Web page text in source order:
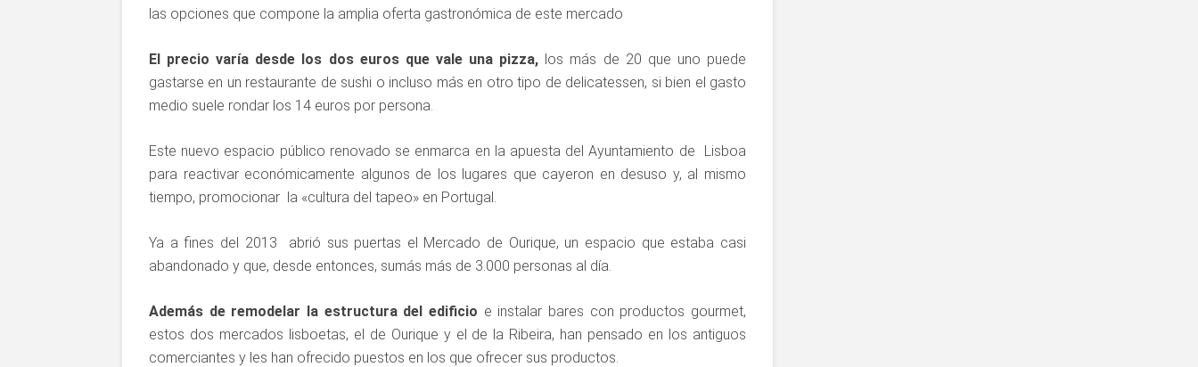
las opciones que compone la amplia oferta gastronómica de este mercado
El precio varía desde los dos euros que vale una pizza, los más de 20 que uno puede
gastarse en un restaurante de sushi o incluso más en otro tipo de delicatessen, si bien el gasto
medio suele rondar los 14 euros por persona.
Este nuevo espacio público renovado se enmarca en la apuesta del Ayuntamiento de Lisboa
para reactivar económicamente algunos de los lugares que cayeron en desuso y, al mismo
tiempo, promocionar la «cultura del tapeo» en Portugal.
Ya a fines del 2013 abrió sus puertas el Mercado de Ourique, un espacio que estaba casi
abandonado y que, desde entonces, sumás más de 3.000 personas al día.
Además de remodelar la estructura del edificio e instalar bares con productos gourmet,
estos dos mercados lisboetas, el de Ourique y el de la Ribeira, han pensado en los antiguos
comerciantes y les han ofrecido puestos en los que ofrecer sus productos.